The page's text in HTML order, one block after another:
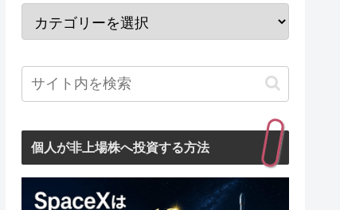
個人が非上場株へ投資する方法